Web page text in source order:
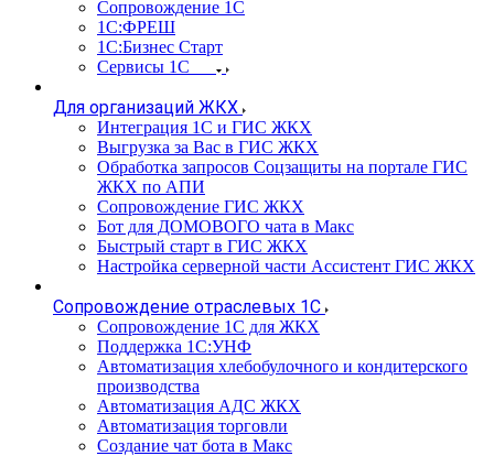
Сопровождение 1С
1С:ФРЕШ
1С:Бизнес Старт
Сервисы 1С
Для организаций ЖКХ
Интеграция 1С и ГИС ЖКХ
Выгрузка за Вас в ГИС ЖКХ
Обработка запросов Соцзащиты на портале ГИС
ЖКХ по АПИ
Сопровождение ГИС ЖКХ
Бот для ДОМОВОГО чата в Макс
Быстрый старт в ГИС ЖКХ
Настройка серверной части Ассистент ГИС ЖКХ
Сопровождение отраслевых 1С
Сопровождение 1С для ЖКХ
Поддержка 1С:УНФ
Автоматизация хлебобулочного и кондитерского
производства
Автоматизация АДС ЖКХ
Автоматизация торговли
Создание чат бота в Макс